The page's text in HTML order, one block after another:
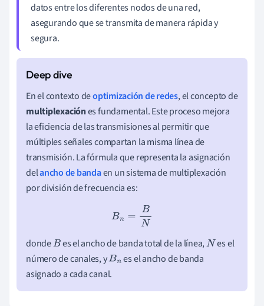
datos entre los diferentes nodos de una red,
asegurando que se transmita de manera rápida y
segura.
En el contexto deoptimización de redes, el concepto de
multiplexaciónes fundamental. Este proceso mejora
la eficiencia de las transmisiones al permitir que
múltiples señales compartan la misma línea de
transmisión. La fórmula que representa la asignación
delancho de bandaen un sistema de multiplexación
por división de frecuencia es:
B
n=B N
dondeB es el ancho de banda total de la línea,N es el
número de canales, yBn es el ancho de banda
asignado a cada canal.